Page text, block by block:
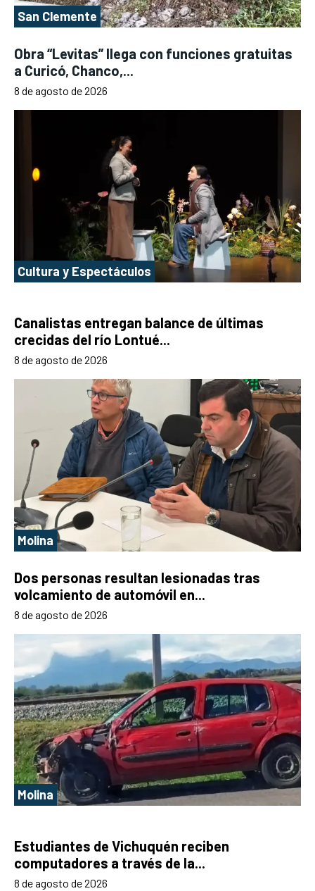
San Clemente
Obra “Levitas” llega con funciones gratuitas
a Curicó, Chanco,...
8 de agosto de 2026
Cultura y Espectáculos
Canalistas entregan balance de últimas
crecidas del río Lontué...
8 de agosto de 2026
Molina
Dos personas resultan lesionadas tras
volcamiento de automóvil en...
8 de agosto de 2026
Molina
Estudiantes de Vichuquén reciben
computadores a través de la...
8 de agosto de 2026